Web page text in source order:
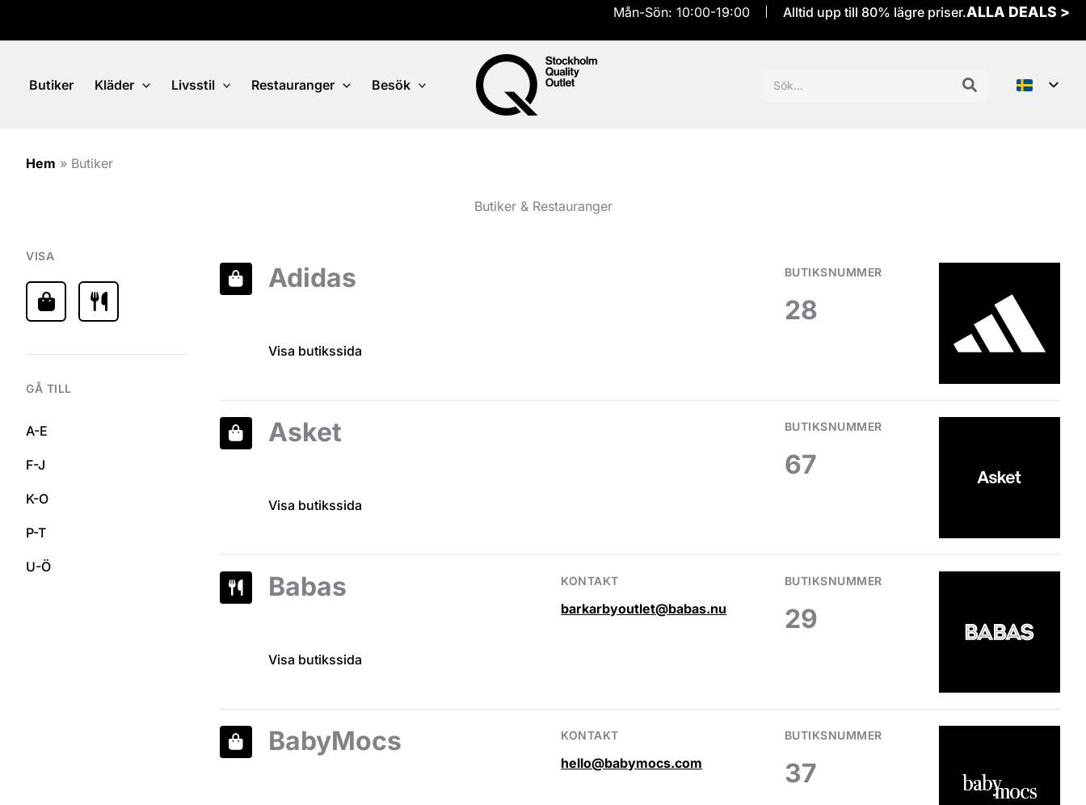
Mån-Sön: 10:00-19:00 Alltid upp till 80% lägre priser.ALLA DEALS >
Butiker Kläder Livsstil Restauranger Besök
efter:
Hem » Butiker
Butiker & Restauranger
VISA
GÅ TILL
A-E
F-J
K-O
P-T
U-Ö
Adidas
Visa butikssida
BUTIKSNUMMER
28
Asket
Visa butikssida
BUTIKSNUMMER
67
Babas
Visa butikssida
KONTAKT
barkarbyoutlet@babas.nu
BUTIKSNUMMER
29
BabyMocs KONTAKT
hello@babymocs.com
BUTIKSNUMMER
37